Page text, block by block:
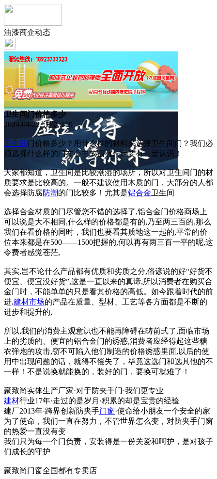
油漆商企动态
卫生间门价格多少
2024-04-22 浏览:119
卫生间门价格多少？用什么样的材料来选择卫生间门？我们必
须选择什么样的门在心中的话有一定要有一定认识！
大家都知道，卫生间是比较潮湿的场所，所以对卫生间门的材
质要求是比较高的。一般不建议使用木质的门，大部分的人都
会选择防腐防潮的门比较多！尤其是铝合金卫生间
选择合金材质的门尽管您不错的选择了,铝合金门价格商场上
可以说是大不相同,什么样的价格都是有的,乃至两三百的,那么
我们在看价格的同时，我们也要看其质地这一起的,平常的价
位本来都是在500——1500把握的,何以再有两三百一平的呢,这
令费者感觉苍茫,
其实,岂不论什么产品都有优质和劣质之分,俗谚说的好“好货不
便宜、便宜没好货”,这是一直以来的真谛,所以消费者在购买合
金门时，不能单单的只是看其价格的高低。如今跟着时代的前
进,建材市场的产品在质量、型材、工艺等各方面都是不断的
进步和提升的,
所以,我们的消费主观意识也不能再障碍在畴前式了,面临市场
上的劣质的、便宜的铝合金门的诱惑,消费者应经得起这些糖
衣弹炮的攻击,窃不可陷入他们制造的价格诱惑里面,以后的使
用中出现问题的话，就得不偿失了，毕竟这选门和选其他的不
一样！不是说换就能换的，装好的门，要换可就难了！
豪致尚实体生产厂家·对于防夹手门·我们更专业
建材行业17年·走过的是岁月·积累的却是宝贵的经验
建厂2013年·跨界创新防夹手门窗·使命给小朋友一个安全的家
为了使命，我们一直在努力，不管世界怎么变，对防夹手门窗
的热爱一直没有变
我们只为每一个门负责，安装得是一份关爱和呵护，是对孩子
们成长的守护
豪致尚门窗全国都有专卖店